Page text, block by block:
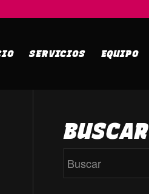
SERVICIOS EQUIPO
BUSCAR